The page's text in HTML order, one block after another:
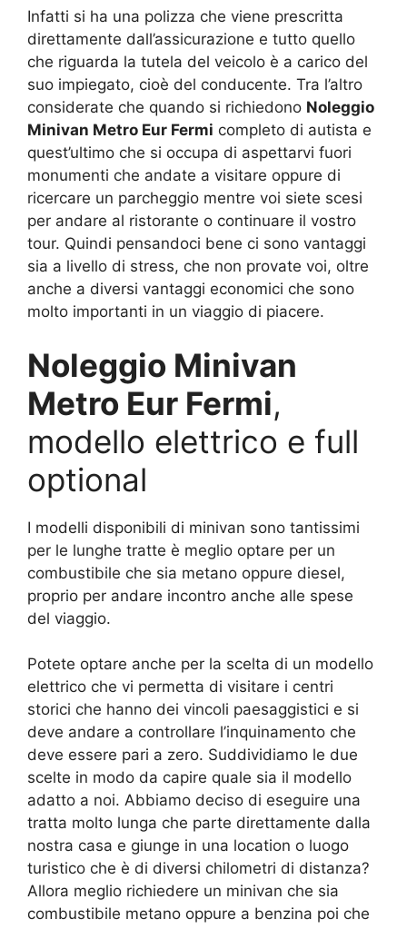
Infatti si ha una polizza che viene prescritta
direttamente dall’assicurazione e tutto quello
che riguarda la tutela del veicolo è a carico del
suo impiegato, cioè del conducente. Tra l’altro
considerate che quando si richiedono Noleggio
Minivan Metro Eur Fermi completo di autista e
quest’ultimo che si occupa di aspettarvi fuori
monumenti che andate a visitare oppure di
ricercare un parcheggio mentre voi siete scesi
per andare al ristorante o continuare il vostro
tour. Quindi pensandoci bene ci sono vantaggi
sia a livello di stress, che non provate voi, oltre
anche a diversi vantaggi economici che sono
molto importanti in un viaggio di piacere.
Noleggio Minivan
Metro Eur Fermi,
modello elettrico e full
optional
I modelli disponibili di minivan sono tantissimi
per le lunghe tratte è meglio optare per un
combustibile che sia metano oppure diesel,
proprio per andare incontro anche alle spese
del viaggio.
Potete optare anche per la scelta di un modello
elettrico che vi permetta di visitare i centri
storici che hanno dei vincoli paesaggistici e si
deve andare a controllare l’inquinamento che
deve essere pari a zero. Suddividiamo le due
scelte in modo da capire quale sia il modello
adatto a noi. Abbiamo deciso di eseguire una
tratta molto lunga che parte direttamente dalla
nostra casa e giunge in una location o luogo
turistico che è di diversi chilometri di distanza?
Allora meglio richiedere un minivan che sia
combustibile metano oppure a benzina poi che